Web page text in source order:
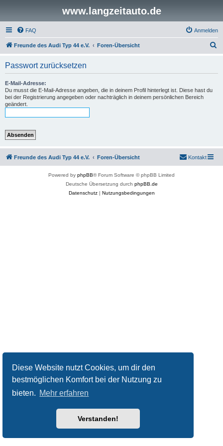
Diese Website nutzt Cookies, um dir den
bestmöglichen Komfort bei der Nutzung zu
bieten. Mehr erfahren
Verstanden!
www.langzeitauto.de
FAQ Anmelden
Freunde des Audi Typ 44 e.V. Foren-Übersicht
Passwort zurücksetzen
E-Mail-Adresse:
Du musst die E-Mail-Adresse angeben, die in deinem Profil hinterlegt ist. Diese hast du
bei der Registrierung angegeben oder nachträglich in deinem persönlichen Bereich
geändert.
Freunde des Audi Typ 44 e.V. Foren-Übersicht Kontakt
Powered by phpBB® Forum Software © phpBB Limited
Deutsche Übersetzung durch phpBB.de
Datenschutz| Nutzungsbedingungen